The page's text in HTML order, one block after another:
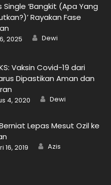
Single ‘Bangkit (Apa Yang
Rayakan Fase
2025 Author
Dewi
Vaksin Covid-19 dari
Dipastikan Aman dan
4, 2020 Author
Dewi
Lepas Mesut Ozil ke
16, 2019 Author
Azis